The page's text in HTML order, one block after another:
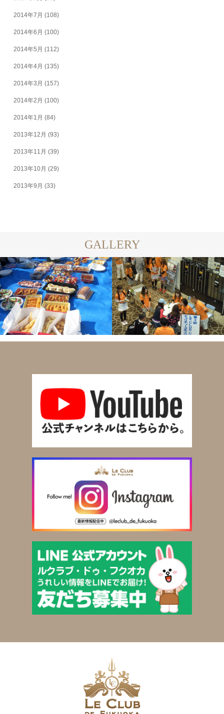
2014年7月 (108)
2014年6月 (100)
2014年5月 (112)
2014年4月 (135)
2014年3月 (157)
2014年2月 (100)
2014年1月 (84)
2013年12月 (93)
2013年11月 (39)
2013年10月 (29)
2013年9月 (33)
GALLERY